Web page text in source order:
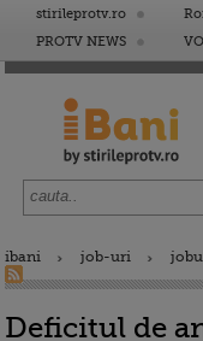
stirileprotv.ro
PROTV NEWS
ibani job-uri
Deficitul de